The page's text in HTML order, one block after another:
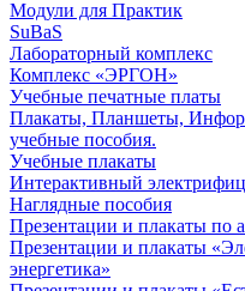
Модули для Практик
SuBaS
Лабораторный комплекс
Комплекс «ЭРГОН»
Учебные печатные платы
Плакаты, Планшеты,
учебные пособия.
Учебные плакаты
Интерактивный
Наглядные пособия
Презентации и плакаты по
Презентации и плакаты
энергетика»